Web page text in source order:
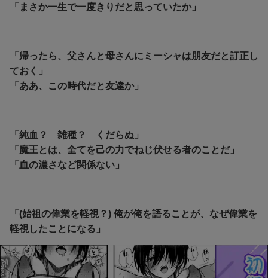
「まさか一生で一度きりだと思っていたか」
「帰ったら、父さんと母さんにミーシャは朋友だと訂正し
ておく」
「ああ、この時代だと友達か」
「純血？ 雑種？ くだらぬ」
「魔王とは、全てを己の力でねじ伏せる者のことだ」
「血の濃さなど関係ない」
「(始祖の偉業を軽視？) 俺が俺を語ることが、なぜ偉業を
軽視したことになる」